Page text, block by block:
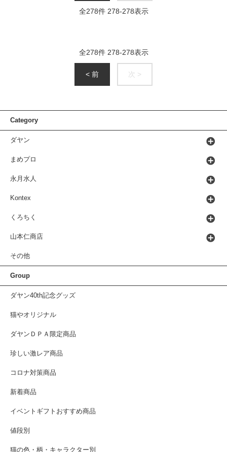
全278件 278-278表示
全278件 278-278表示
< 前 次 >
Category
ダヤン
まめプロ
永月水人
Kontex
くろちく
山本仁商店
その他
Group
ダヤン40th記念グッズ
猫やオリジナル
ダヤンＤＰＡ限定商品
珍しい激レア商品
コロナ対策商品
新着商品
イベントギフトおすすめ商品
値段別
猫の色・柄・キャラクター別